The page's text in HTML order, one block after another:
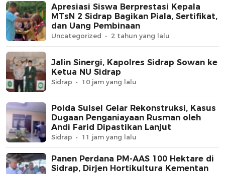
Apresiasi Siswa Berprestasi Kepala
MTsN 2 Sidrap Bagikan Piala, Sertifikat,
dan Uang Pembinaan
Uncategorized 2 tahun yang lalu
Jalin Sinergi, Kapolres Sidrap Sowan ke
Ketua NU Sidrap
Sidrap 10 jam yang lalu
Polda Sulsel Gelar Rekonstruksi, Kasus
Dugaan Penganiayaan Rusman oleh
Andi Farid Dipastikan Lanjut
Sidrap 11 jam yang lalu
Panen Perdana PM-AAS 100 Hektare di
Sidrap, Dirjen Hortikultura Kementan